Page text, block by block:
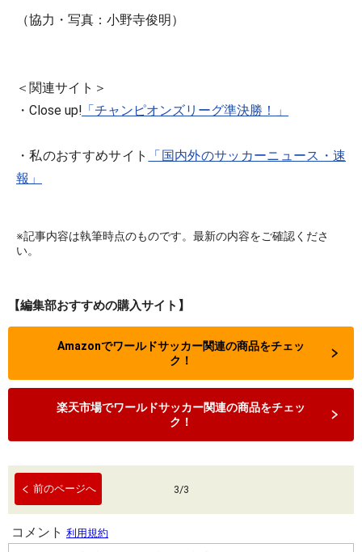
（協力・写真：小野寺俊明）
＜関連サイト＞
・Close up! 「チャンピオンズリーグ準決勝！」
・私のおすすめサイト
「国内外のサッカーニュース・速
報」
※記事内容は執筆時点のものです。最新の内容をご確認くださ
い。
【編集部おすすめの購入サイト】
Amazonでワールドサッカー関連の商品をチェッ
ク！
楽天市場でワールドサッカー関連の商品をチェッ
ク！
前のページへ 3/3